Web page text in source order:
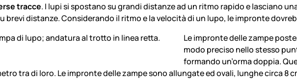
tracce. I lupi si spostano su grandi distanze ad un ritmo rapido e lasciano
brevi distanze. Considerando il ritmo e la velocità di un lupo, le impronte
Le impronte delle zampe
modo preciso nello stesso
formando un’orma doppia.
tra di loro. Le impronte delle zampe sono allungate ed ovali, lunghe circa 8